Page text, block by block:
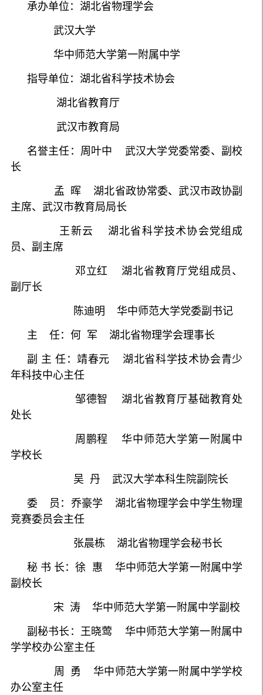
承办单位：湖北省物理学会
武汉大学
华中师范大学第一附属中学
指导单位：湖北省科学技术协会
湖北省教育厅
武汉市教育局
名誉主任：周叶中 武汉大学党委常委、副校
长
孟 晖 湖北省政协常委、武汉市政协副
主席、武汉市教育局局长
王新云 湖北省科学技术协会党组成
员、副主席
邓立红 湖北省教育厅党组成员、
副厅长
陈迪明 华中师范大学党委副书记
主 任：何 军 湖北省物理学会理事长
副 主 任：靖春元 湖北省科学技术协会青少
年科技中心主任
邹德智 湖北省教育厅基础教育处
处长
周鹏程 华中师范大学第一附属中
学校长
吴 丹 武汉大学本科生院副院长
委 员：乔豪学 湖北省物理学会中学生物理
竞赛委员会主任
张晨栋 湖北省物理学会秘书长
秘 书 长：徐 惠 华中师范大学第一附属中学
副校长
宋 涛 华中师范大学第一附属中学副校
副秘书长：王晓莺 华中师范大学第一附属中
学学校办公室主任
周 勇 华中师范大学第一附属中学学校
办公室主任